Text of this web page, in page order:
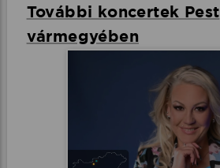
További koncertek Pest
vármegyében